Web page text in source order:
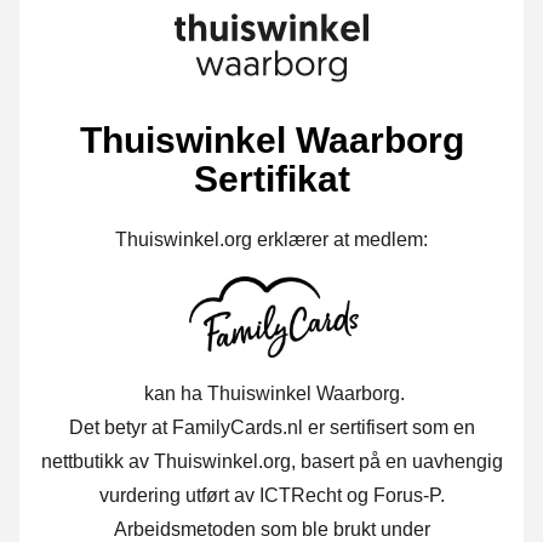
Thuiswinkel Waarborg
Sertifikat
Thuiswinkel.org erklærer at medlem:
kan ha Thuiswinkel Waarborg.
Det betyr at FamilyCards.nl er sertifisert som en
nettbutikk av Thuiswinkel.org, basert på en uavhengig
vurdering utført av ICTRecht og Forus-P.
Arbeidsmetoden som ble brukt under